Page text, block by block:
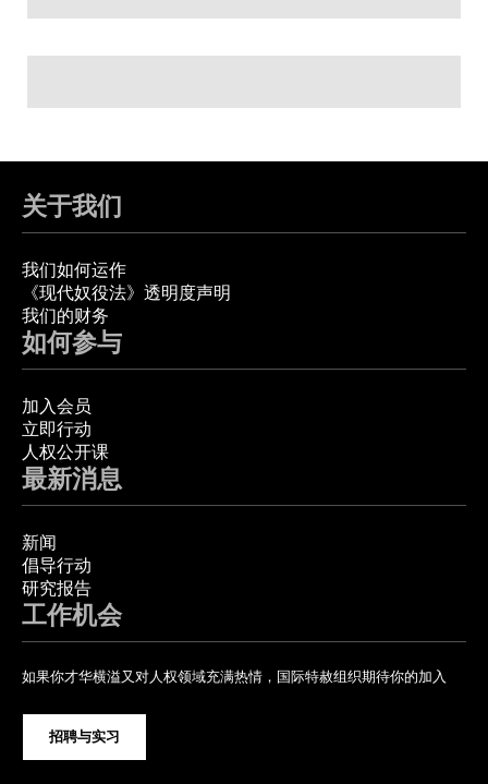
关于我们
我们如何运作
《现代奴役法》透明度声明
我们的财务
如何参与
加入会员
立即行动
人权公开课
最新消息
新闻
倡导行动
研究报告
工作机会
如果你才华横溢又对人权领域充满热情，国际特赦组织期待你的加入
招聘与实习